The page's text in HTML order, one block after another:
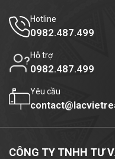
Các chi phí khác
phí làm việc ngoài
định riêng, đảm
tranh.
5. Ưu
Diamond
Hotline
0982.487.499
Hỗ trợ
0982.487.499
Yêu cầu
CÔNG TY TNHH TƯ